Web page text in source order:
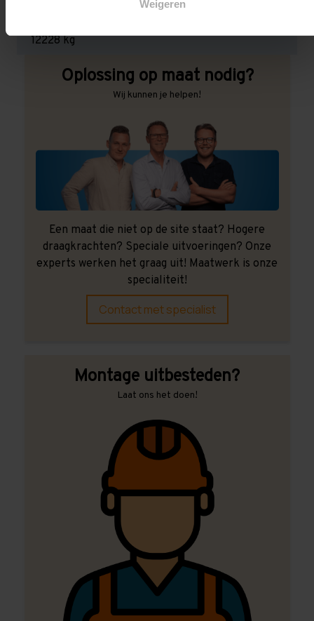
Weigeren
12228 kg
Oplossing op maat nodig?
Wij kunnen je helpen!
Een maat die niet op de site staat? Hogere
draagkrachten? Speciale uitvoeringen? Onze
experts werken het graag uit! Maatwerk is onze
specialiteit!
Contact met specialist
Montage uitbesteden?
Laat ons het doen!